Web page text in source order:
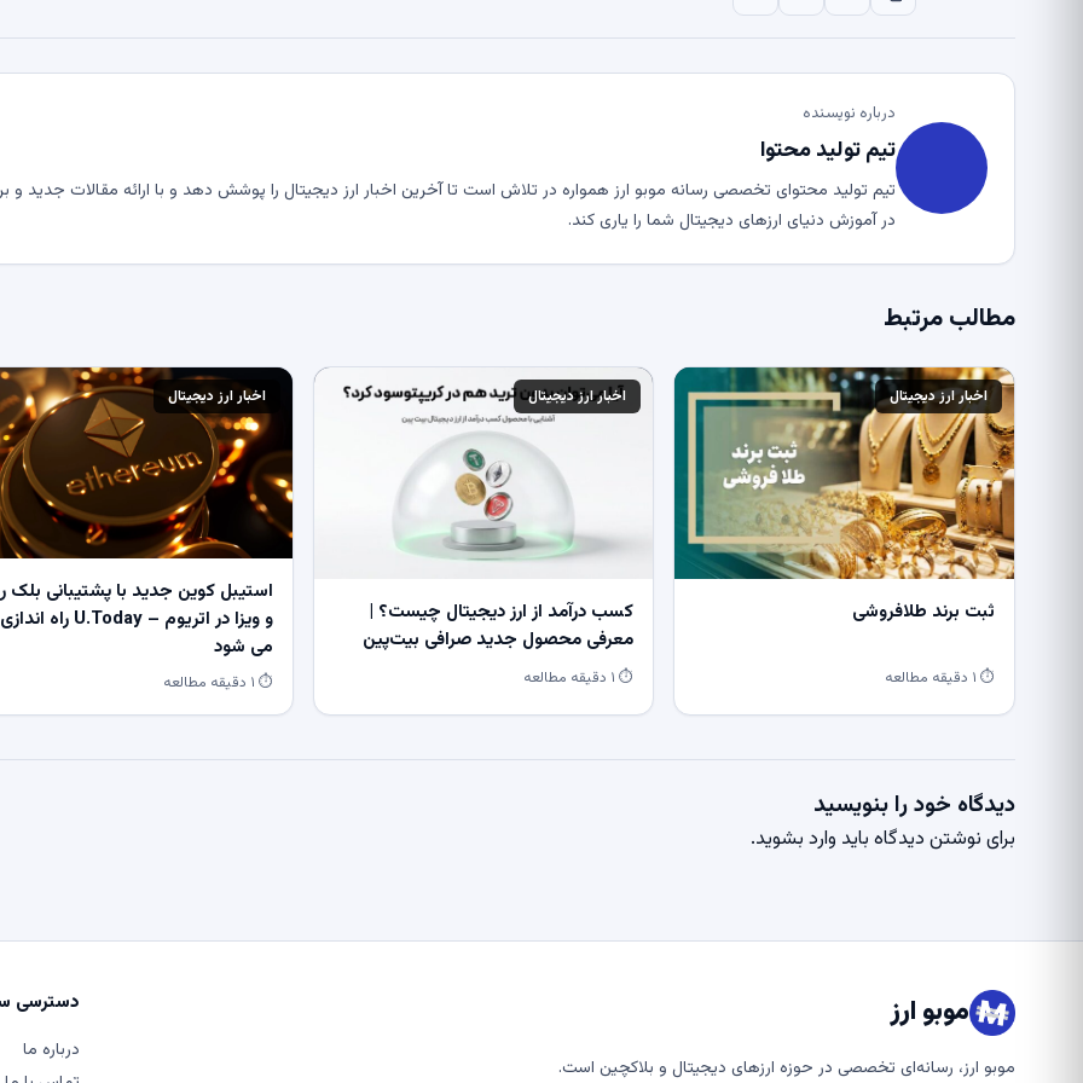
درباره نویسنده
تیم تولید محتوا
تیم تولید محتوای تخصصی رسانه موبو ارز همواره در تلاش است تا آخرین اخبار ارز دیجیتال را پوشش دهد و با ارائه مقالات جدید و
در آموزش دنیای ارزهای دیجیتال شما را یاری کند.
مطالب مرتبط
اخبار ارز دیجیتال
ثبت برند طلافروشی
⏱ ۱ دقیقه مطالعه
اخبار ارز دیجیتال
کسب درآمد از ارز دیجیتال چیست؟ |
معرفی محصول جدید صرافی بیت‌پین
⏱ ۱ دقیقه مطالعه
اخبار ارز دیجیتال
استیبل کوین جدید با پشتیبانی بلک
و ویزا در اتریوم – U.Today راه اندازی
می شود
⏱ ۱ دقیقه مطالعه
دیدگاه خود را بنویسید
برای نوشتن دیدگاه باید وارد بشوید.
موبو ارز
موبو ارز، رسانه‌ای تخصصی در حوزه ارزهای دیجیتال و بلاکچین است.
دسترسی
درباره ما